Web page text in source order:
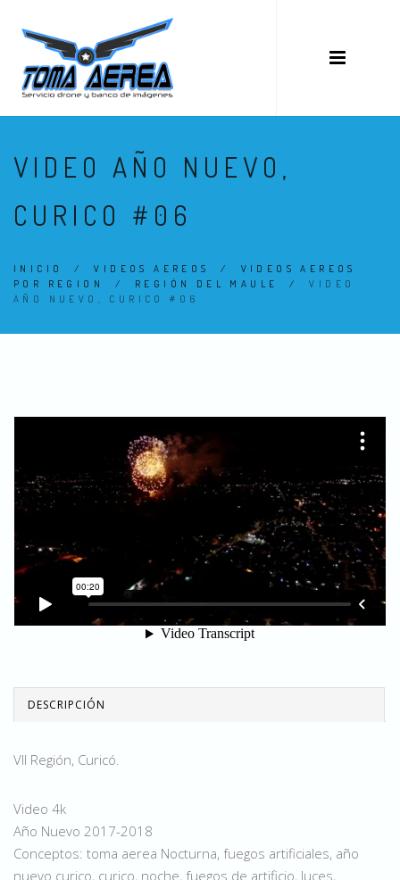
VIDEO AÑO NUEVO,
CURICO #06
INICIO /VIDEOS AEREOS / VIDEOS AEREOS
POR REGION
/ REGIÓN DEL MAULE /VIDEO
AÑO NUEVO, CURICO #06
DESCRIPCIÓN
VII Región, Curicó.
Video 4k
Año Nuevo 2017-2018
Conceptos: toma aerea Nocturna, fuegos artificiales, año
nuevo curico, curico, noche, fuegos de artificio, luces,